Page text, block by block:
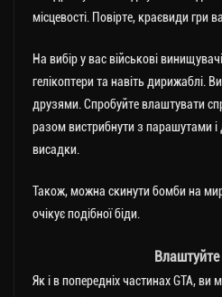
місцевості. Повірте, краєвиди гри
На вибір у вас військові
гелікоптери та навіть дирижаблі.
друзями. Спробуйте влаштувати
разом вистрибнути з парашутами
висадки.
Також, можна скинути бомби на
очікує подібної біди.
Як і в попередніх частинах GTA, ви